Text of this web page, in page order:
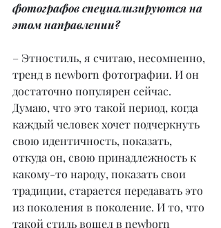
фотографов специализируются на
этом направлении?
– Этностиль, я считаю, несомненно,
тренд в newborn фотографии. И он
достаточно популярен сейчас.
Думаю, что это такой период, когда
каждый человек хочет подчеркнуть
свою идентичность, показать,
откуда он, свою принадлежность к
какому-то народу, показать свои
традиции, старается передавать это
из поколения в поколение. И то, что
такой стиль вошел в newborn